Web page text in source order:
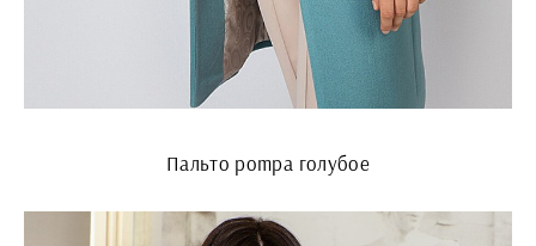
Пальто pompa голубое